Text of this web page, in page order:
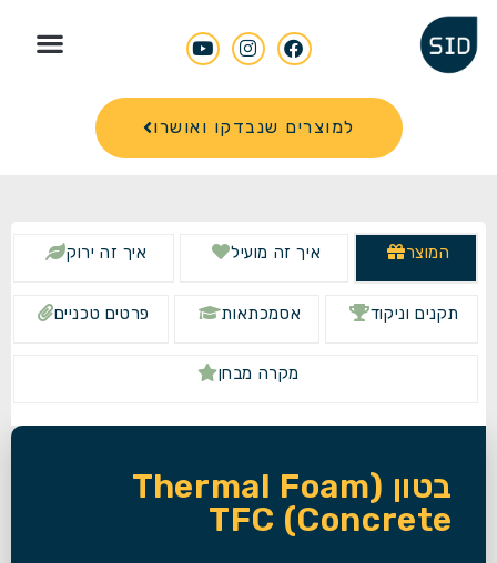
למוצרים שנבדקו ואושרו
המוצר איך זה מועיל איך זה ירוק
תקנים וניקוד אסמכתאות פרטים טכניים
מקרה מבחן
בטון (Thermal Foam
Concrete) TFC